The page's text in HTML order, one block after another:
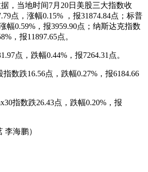
，当地时间7月20日美股三大指数收
点，涨幅0.15% ，报31874.84点；标普
幅0.59%，报3959.90点；纳斯达克指数
，报11897.65点。
点，跌幅0.44%，报7264.31点。
数跌16.56点，跌幅0.27%，报6184.66
指数跌26.43点，跌幅0.20%，报
李海鹏）